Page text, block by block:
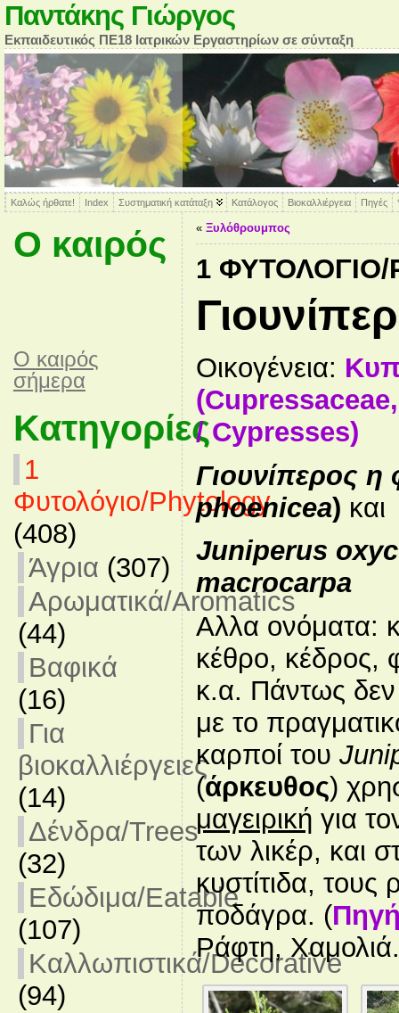
Παντάκης Γιώργος
Εκπαιδευτικός ΠΕ18 Ιατρικών Εργαστηρίων σε σύνταξη
Καλώς ήρθατε! Index Συστηματική κατάταξη Κατάλογος Βιοκαλλιέργεια Πηγές
Ο καιρός
O καιρός
σήμερα
Κατηγορίες
1
Φυτολόγιο/Phytology
(408)
Άγρια (307)
Αρωματικά/Aromatics
(44)
Βαφικά
(16)
Για
βιοκαλλιέργειες
(14)
Δένδρα/Trees
(32)
Εδώδιμα/Eatable
(107)
Καλλωπιστικά/Decorative
(94)
« Ξυλόθρουμπος
1 ΦΥΤΟΛΌΓΙΟ/
Οικογένεια:
(
/ Cypresses)
Γιουνίπερος η
phoenicea) και
Juniperus
macrocarpa
Αλλα ονόματα:
κέθρο, κέδρος,
κ.α. Πάντως δεν
με το
καρποί του
(άρκευθος)
μαγειρική για
των λικέρ, και
κυστίτιδα, τους
ποδάγρα. (
Ράφτη, Χαμολιά.